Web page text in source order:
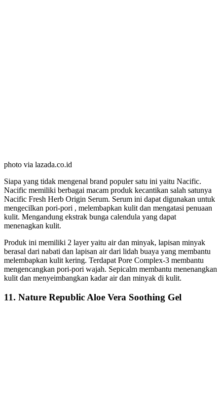
photo via lazada.co.id
Siapa yang tidak mengenal brand populer satu ini yaitu Nacific.
Nacific memiliki berbagai macam produk kecantikan salah satunya
Nacific Fresh Herb Origin Serum. Serum ini dapat digunakan untuk
mengecilkan pori-pori , melembapkan kulit dan mengatasi penuaan
kulit. Mengandung ekstrak bunga calendula yang dapat
menenagkan kulit.
Produk ini memiliki 2 layer yaitu air dan minyak, lapisan minyak
berasal dari nabati dan lapisan air dari lidah buaya yang membantu
melembapkan kulit kering. Terdapat Pore Complex-3 membantu
mengencangkan pori-pori wajah. Sepicalm membantu menenangkan
kulit dan menyeimbangkan kadar air dan minyak di kulit.
11. Nature Republic Aloe Vera Soothing Gel